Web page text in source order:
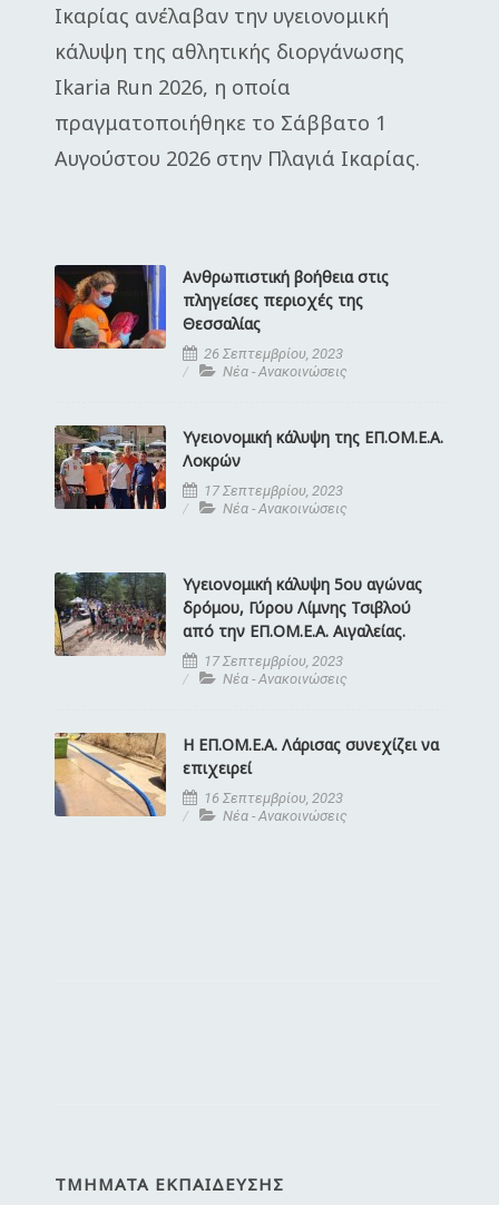
Ικαρίας ανέλαβαν την υγειονομική
κάλυψη της αθλητικής διοργάνωσης
Ikaria Run 2026, η οποία
πραγματοποιήθηκε το Σάββατο 1
Αυγούστου 2026 στην Πλαγιά Ικαρίας.
Ανθρωπιστική βοήθεια στις
πληγείσες περιοχές της
Θεσσαλίας
26 Σεπτεμβρίου, 2023
Νέα - Ανακοινώσεις
Υγειονομική κάλυψη της ΕΠ.ΟΜ.Ε.Α.
Λοκρών
17 Σεπτεμβρίου, 2023
Νέα - Ανακοινώσεις
Υγειονομική κάλυψη 5ου αγώνας
δρόμου, Γύρου Λίμνης Τσιβλού
από την ΕΠ.ΟΜ.Ε.Α. Αιγαλείας.
17 Σεπτεμβρίου, 2023
Νέα - Ανακοινώσεις
Η ΕΠ.ΟΜ.Ε.Α. Λάρισας συνεχίζει να
επιχειρεί
16 Σεπτεμβρίου, 2023
Νέα - Ανακοινώσεις
ΤΜΉΜΑΤΑ ΕΚΠΑΊΔΕΥΣΗΣ